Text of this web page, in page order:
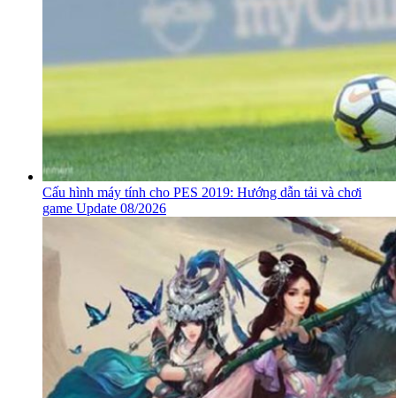
Cấu hình máy tính cho PES 2019: Hướng dẫn tải và chơi
game Update 08/2026